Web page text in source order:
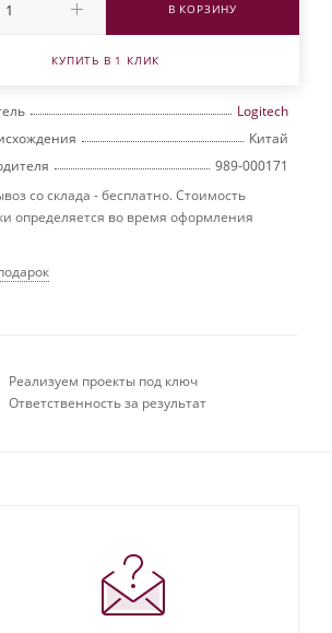
В КОРЗИНУ
КУПИТЬ В 1 КЛИК
Logitech
Китай
989-000171
со склада - бесплатно. Стоимость
определяется во время оформления
Реализуем проекты под ключ
Ответственность за результат